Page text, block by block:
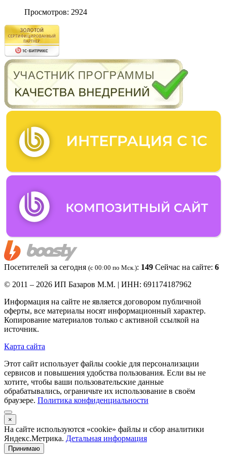
Просмотров: 2924
Посетителей за сегодня (c 00:00 по Мск.): 149 Сейчас на сайте: 6
© 2011 – 2026 ИП Базаров М.М. | ИНН: 691174187962
Информация на сайте не является договором публичной
оферты, все материалы носят информационный характер.
Копирование материалов только с активной ссылкой на
источник.
Карта сайта
Этот сайт использует файлы cookie для персонализации
сервисов и повышения удобства пользования. Если вы не
хотите, чтобы ваши пользовательские данные
обрабатывались, ограничьте их использование в своём
браузере. Политика конфиденциальности
×
На сайте используются «cookie» файлы и сбор аналитики
Яндекс.Метрика. Детальная информация
Принимаю